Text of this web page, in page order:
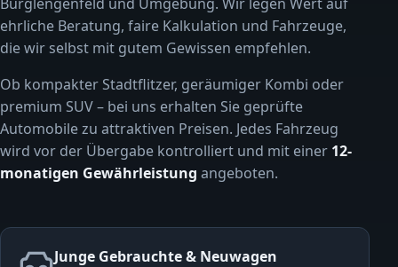
ehrliche Beratung, faire Kalkulation und Fahrzeuge,
die wir selbst mit gutem Gewissen empfehlen.
Ob kompakter Stadtflitzer, geräumiger Kombi oder
premium SUV – bei uns erhalten Sie geprüfte
Automobile zu attraktiven Preisen. Jedes Fahrzeug
wird vor der Übergabe kontrolliert und mit einer 12-
monatigen Gewährleistung angeboten.
Junge Gebrauchte & Neuwagen